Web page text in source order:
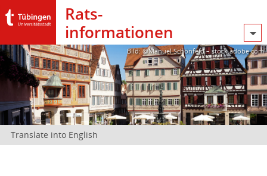
Rats­
informationen
Bild: @Manuel Schönfeld – stock.adobe.com
Translate into English